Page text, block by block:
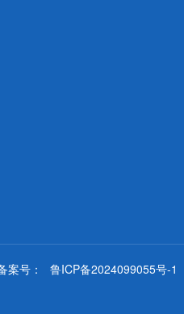
案号： 鲁ICP备2024099055号-1